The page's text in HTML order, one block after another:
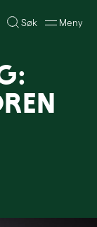
Søk Meny